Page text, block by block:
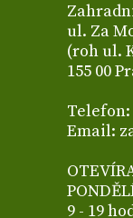
ul. Za
(roh ul.
155 00
Telefon:
Email:
9 - 19